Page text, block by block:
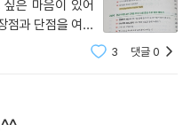
에서는 영어권 국가 사람들과 사
에서는 역사에 대해 알아봤습니
에 행복이에게 영어의 역사에
나라 역사에 관심이 많았던 터
송서림은 ‘이 책의 가장 놀라운 점
키는 특별한 학습법’이라며 이
표는 이 책을 보고 ‘학습이라는
시해줄 것’이라고 말했다. 아이가
른 과목에 집중해 꿈을 향해 날
다.
는 것 같을 때, 이 책을 펴보시길
겨있는 비법책입니다. 아이를
은 마음이 있어
점과 단점을 여실
다른 주입식 학
경험하기를 바
3 댓글0
^^